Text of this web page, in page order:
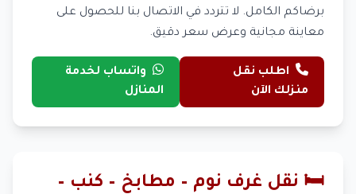
برضاكم الكامل. لا تتردد في الاتصال بنا للحصول على
معاينة مجانية وعرض سعر دقيق.
اطلب نقل
منزلك الآن
واتساب لخدمة
المنازل
🛏️ نقل غرف نوم – مطابخ – كنب –